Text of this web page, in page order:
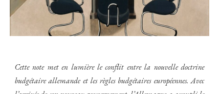
Cette note met en lumière le conflit entre la nouvelle doctrine
budgétaire allemande et les règles budgétaires européennes. Avec